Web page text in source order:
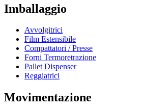
Imballaggio
Avvolgitrici
Film Estensibile
Compattatori / Presse
Forni Termoretrazione
Pallet Dispenser
Reggiatrici
Movimentazione